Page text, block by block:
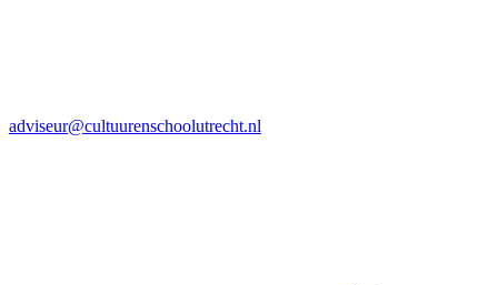
adviseur@cultuurenschoolutrecht.nl